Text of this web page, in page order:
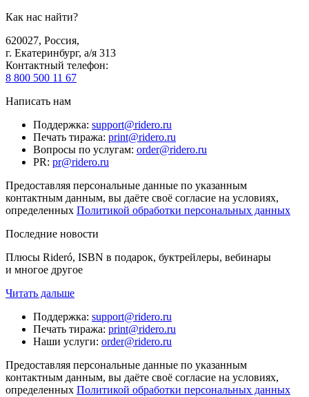
Как нас найти?
620027, Россия,
г. Екатеринбург, а/я 313
Контактный телефон:
8 800 500 11 67
Написать нам
Поддержка: support@ridero.ru
Печать тиража: print@ridero.ru
Вопросы по услугам: order@ridero.ru
PR: pr@ridero.ru
Предоставляя персональные данные по указанным
контактным данным, вы даёте своё согласие на условиях,
определенных Политикой обработки персональных данных
Последние новости
Плюсы Rideró, ISBN в подарок, буктрейлеры, вебинары
и многое другое
Читать дальше
Поддержка: support@ridero.ru
Печать тиража: print@ridero.ru
Наши услуги: order@ridero.ru
Предоставляя персональные данные по указанным
контактным данным, вы даёте своё согласие на условиях,
определенных Политикой обработки персональных данных